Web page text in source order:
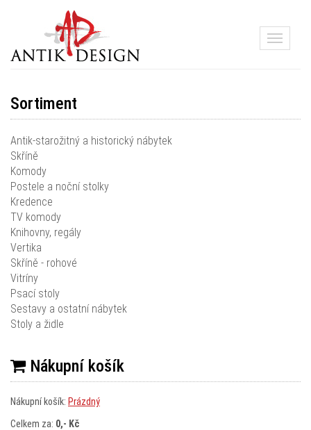
Toggle
Sortiment
Antik-starožitný a historický nábytek
Skříně
Komody
Postele a noční stolky
Kredence
TV komody
Knihovny, regály
Vertika
Skříně - rohové
Vitríny
Psací stoly
Sestavy a ostatní nábytek
Stoly a židle
Nákupní košík
Nákupní košík: Prázdný
Celkem za: 0,- Kč